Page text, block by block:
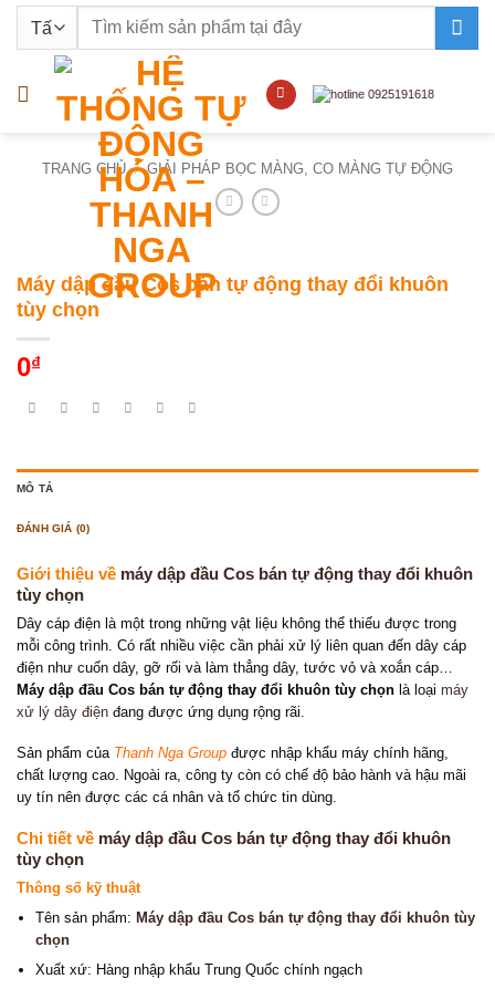
nội
Tìm
TRANG CHỦ / GIẢI PHÁP BỌC MÀNG, CO MÀNG TỰ ĐỘNG
Máy dập đầu Cos bán tự động thay đổi khuôn
tùy chọn
0₫
MÔ TẢ
ĐÁNH GIÁ (0)
Giới thiệu về máy dập đầu Cos bán tự động thay đổi khuôn
tùy chọn
Dây cáp điện là một trong những vật liệu không thể thiếu được trong
mỗi công trình. Có rất nhiều việc cần phải xử lý liên quan đến dây cáp
điện như cuốn dây, gỡ rối và làm thẳng dây, tước vỏ và xoắn cáp…
Máy dập đầu Cos bán tự động thay đổi khuôn tùy chọn là loại máy
xử lý dây điện đang được ứng dụng rộng rãi.
Sản phẩm của Thanh Nga Group được nhập khẩu máy chính hãng,
chất lượng cao. Ngoài ra, công ty còn có chế độ bảo hành và hậu mãi
uy tín nên được các cá nhân và tổ chức tin dùng.
Chi tiết về máy dập đầu Cos bán tự động thay đổi khuôn
tùy chọn
Thông số kỹ thuật
Tên sản phẩm: Máy dập đầu Cos bán tự động thay đổi khuôn tùy
chọn
Xuất xứ: Hàng nhập khẩu Trung Quốc chính ngạch